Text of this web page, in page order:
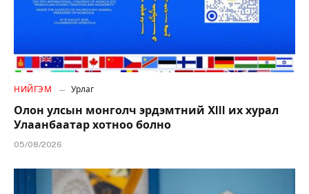
НИЙГЭМ Урлаг
Олон улсын монголч эрдэмтний XIII их хурал
Улаанбаатар хотноо болно
05/08/2026